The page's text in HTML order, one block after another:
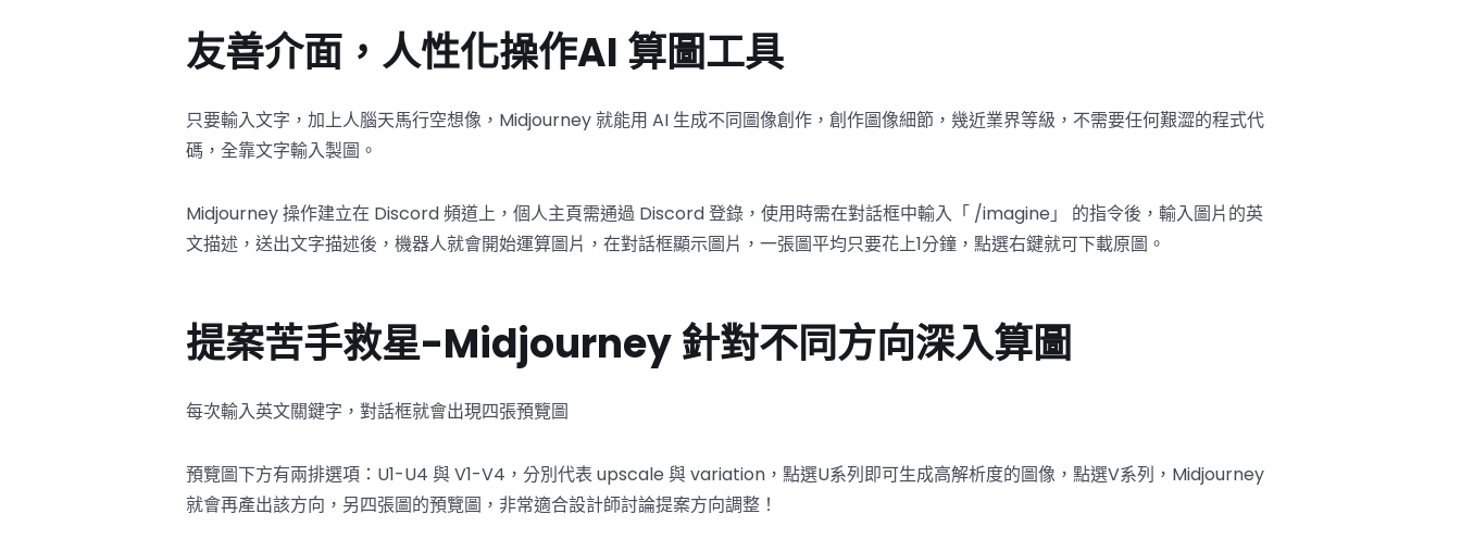
友善介面，人性化操作AI 算圖工具
只要輸入文字，加上人腦天馬行空想像，Midjourney 就能用 AI 生成不同圖像創作，創作圖像細節，幾近業界等級，不需要任何艱澀的程式代
碼，全靠文字輸入製圖。
Midjourney 操作建立在 Discord 頻道上，個人主頁需通過 Discord 登錄，使用時需在對話框中輸入「 /imagine」 的指令後，輸入圖片的英
文描述，送出文字描述後，機器人就會開始運算圖片，在對話框顯示圖片，一張圖平均只要花上1分鐘，點選右鍵就可下載原圖。
提案苦手救星-Midjourney 針對不同方向深入算圖
每次輸入英文關鍵字，對話框就會出現四張預覽圖
預覽圖下方有兩排選項：U1-U4 與 V1-V4，分別代表 upscale 與 variation，點選U系列即可生成高解析度的圖像，點選V系列，Midjourney
就會再產出該方向，另四張圖的預覽圖，非常適合設計師討論提案方向調整！